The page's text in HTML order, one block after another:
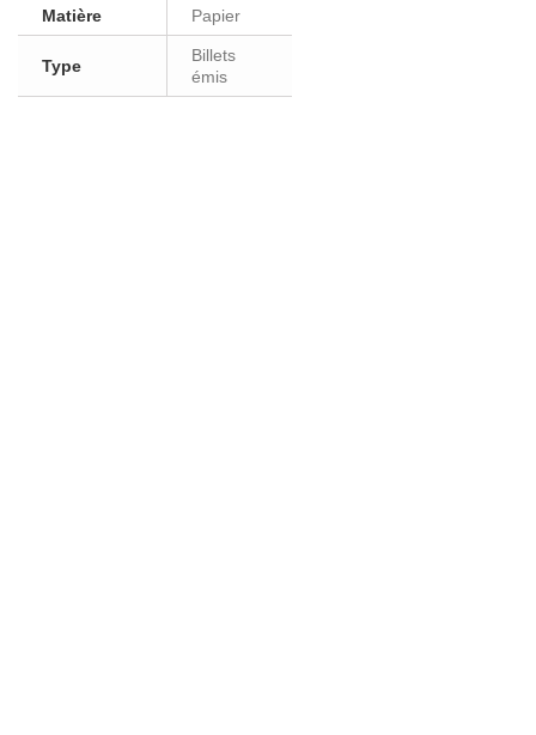
Matière Papier
Type
Billets
émis